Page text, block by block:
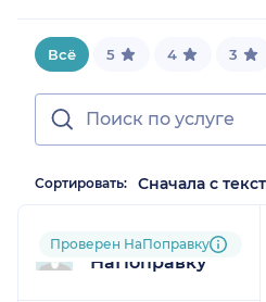
Всё 5 4 3
Сортировать:
Пользователь
НаПоправку
Проверен НаПоправку